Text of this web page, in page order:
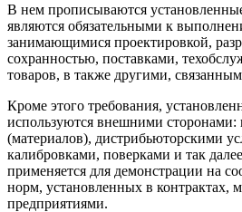
В нем прописываются
являются обязательными к
занимающимися проектировкой,
сохранностью, поставками,
товаров, в также другими,
Кроме этого требования,
используются внешними сторонами:
(материалов), дистрибьюторскими
калибровками, поверками и так
применяется для демонстрации на
норм, установленных в контрактах,
предприятиями.